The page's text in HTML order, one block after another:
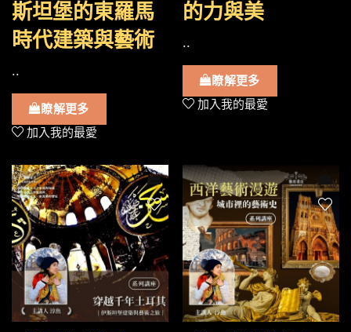
斯坦堡的東羅馬
時代建築與藝術
..
瞭解更多
加入我的最愛
的力與美
..
瞭解更多
加入我的最愛